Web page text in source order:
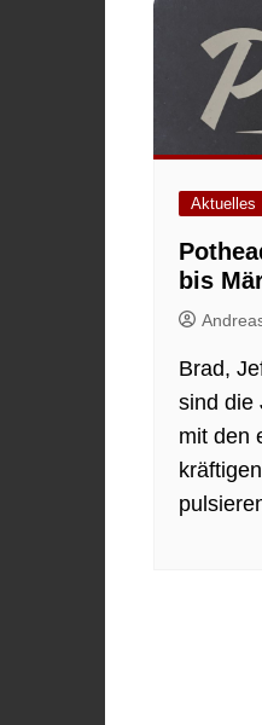
Aktuelles
bis
Brad,
sind die
mit den